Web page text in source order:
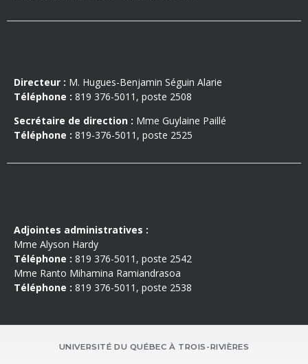
Directeur : M. Hugues-Benjamin Séguin Alarie
Téléphone : 819 376-5011, poste 2508
Secrétaire de direction : Mme Guylaine Paillé
Téléphone : 819-376-5011, poste 2525
Adjointes administratives :
Mme Alyson Hardy
Téléphone : 819 376-5011, poste 2542
Mme Ranto Mihamina Ramiandrasoa
Téléphone : 819 376-5011, poste 2538
UNIVERSITÉ DU QUÉBEC À TROIS-RIVIÈRES